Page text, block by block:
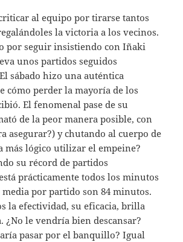
al equipo por tirarse tantos
la victoria a los vecinos.
por seguir insistiendo con Iñaki
unos partidos seguidos
El sábado hizo una auténtica
cómo perder la mayoría de los
El fenomenal pase de su
de la peor manera posible, con
asegurar?) y chutando al cuerpo de
más lógico utilizar el empeine?
su récord de partidos
prácticamente todos los minutos
media por partido son 84 minutos.
la efectividad, su eficacia, brilla
¿No le vendría bien descansar?
pasar por el banquillo? Igual